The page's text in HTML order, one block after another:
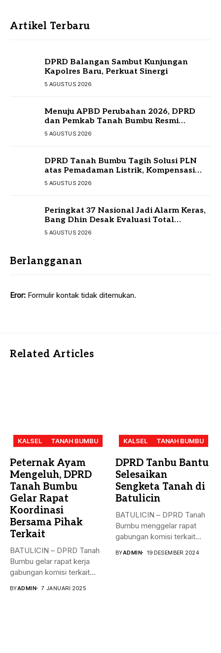
Artikel Terbaru
DPRD Balangan Sambut Kunjungan
Kapolres Baru, Perkuat Sinergi
5 AGUSTUS 2026
Menuju APBD Perubahan 2026, DPRD
dan Pemkab Tanah Bumbu Resmi
Sepakati KUA-PPAS
5 AGUSTUS 2026
DPRD Tanah Bumbu Tagih Solusi PLN
atas Pemadaman Listrik, Kompensasi
Pelanggan Belum Diputuskan
5 AGUSTUS 2026
Peringkat 37 Nasional Jadi Alarm Keras,
Bang Dhin Desak Evaluasi Total
Pelayanan Investasi Kalsel
5 AGUSTUS 2026
Berlangganan
Eror: Formulir kontak tidak ditemukan.
Related Articles
KALSEL TANAH BUMBU
Peternak Ayam
Mengeluh, DPRD
Tanah Bumbu
Gelar Rapat
Koordinasi
Bersama Pihak
Terkait
BATULICIN – DPRD Tanah
Bumbu gelar rapat kerja
gabungan komisi terkait
BYADMIN 7 JANUARI 2025
KALSEL TANAH BUMBU
DPRD Tanbu Bantu
Selesaikan
Sengketa Tanah di
Batulicin
BATULICIN – DPRD Tanah
Bumbu menggelar rapat
gabungan komisi terkait
BYADMIN 19 DESEMBER 2024